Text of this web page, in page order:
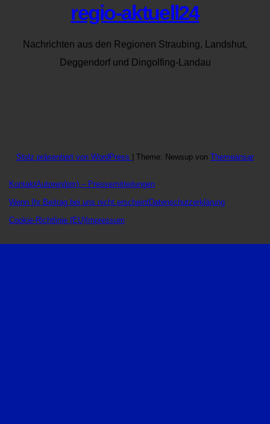
regio-aktuell24
Nachrichten aus den Regionen Straubing, Landshut,
Deggendorf und Dingolfing-Landau
Stolz präsentiert von WordPress Theme: Newsup von Themeansar
KontaktAutoren(pm) – Pressemitteilungen
Wenn Ihr Beitrag bei uns nicht erscheintDatenschutzerklärung
Cookie-Richtlinie (EU) Impressum